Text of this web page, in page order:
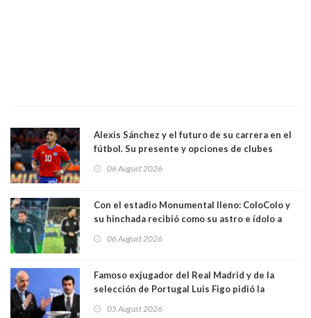
Alexis Sánchez y el futuro de su carrera en el
fútbol. Su presente y opciones de clubes
06 August 2026
Con el estadio Monumental lleno: ColoColo y
su hinchada recibió como su astro e ídolo a
06 August 2026
Famoso exjugador del Real Madrid y de la
selección de Portugal Luis Figo pidió la
05 August 2026